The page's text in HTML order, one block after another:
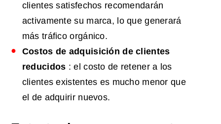
clientes satisfechos recomendarán
activamente su marca, lo que generará
más tráfico orgánico.
Costos de adquisición de clientes
reducidos : el costo de retener a los
clientes existentes es mucho menor que
el de adquirir nuevos.